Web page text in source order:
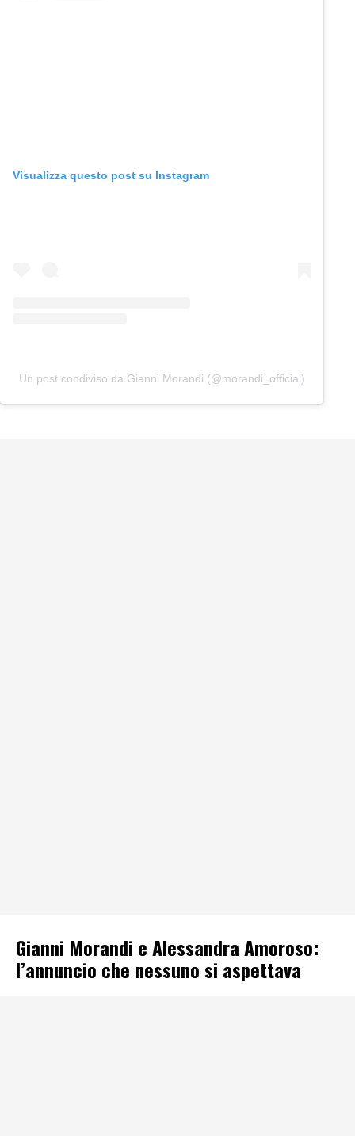
Visualizza questo post su Instagram
Un post condiviso da Gianni Morandi (@morandi_official)
Gianni Morandi e Alessandra Amoroso:
l’annuncio che nessuno si aspettava